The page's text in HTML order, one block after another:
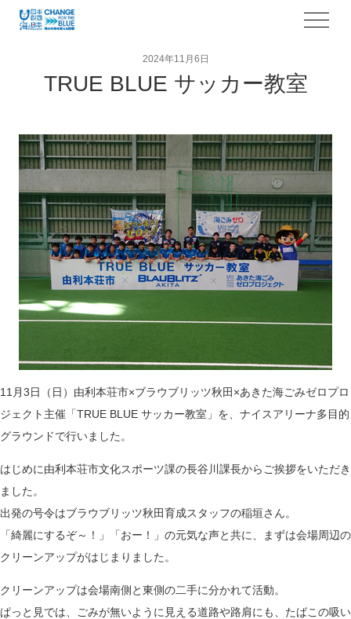
2024年11月6日
TRUE BLUE サッカー教室
11月3日（日）由利本荘市×ブラウブリッツ秋田×あきた海ごみゼロプロ
ジェクト主催「TRUE BLUE サッカー教室」を、ナイスアリーナ多目的
グラウンドで行いました。
はじめに由利本荘市文化スポーツ課の長谷川課長からご挨拶をいただき
ました。
出発の号令はブラウブリッツ秋田育成スタッフの稲垣さん。
「綺麗にするぞ～！」「おー！」の元気な声と共に、まずは会場周辺の
クリーンアップがはじまりました。
クリーンアップは会場南側と東側の二手に分かれて活動。
ぱっと見では、ごみが無いように見える道路や路肩にも、たばこの吸い